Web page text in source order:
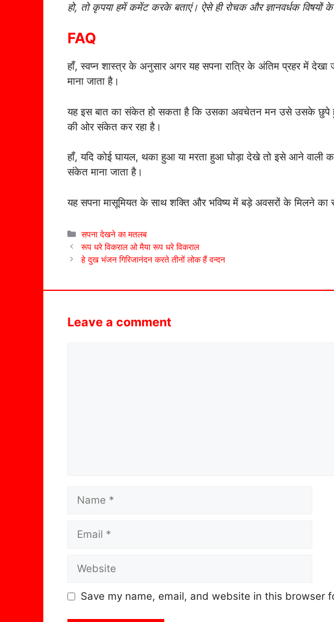
हो, तो कृपया हमें कमेंट करके बताएं। ऐसे ही रोचक और ज्ञानवर्धक विषयों
FAQ
हाँ, स्वप्न शास्त्र के अनुसार अगर यह सपना रात्रि के अंतिम प्रहर में
माना जाता है।
यह इस बात का संकेत हो सकता है कि उसका अवचेतन मन उसे उसके छुपे
की ओर संकेत कर रहा है।
हाँ, यदि कोई घायल, थका हुआ या मरता हुआ घोड़ा देखे तो इसे आने वाली
संकेत माना जाता है।
यह सपना मासूमियत के साथ शक्ति और भविष्य में बड़े अवसरों के मिलने का
Categories
सपना देखने का मतलब
रूप धरे विकराल ओ मैया रूप धरे विकराल
हे दुख भंजन गिरिजानंदन करते तीनों लोक हैं वन्दन
Leave a comment
Save my name, email, and website in this browser